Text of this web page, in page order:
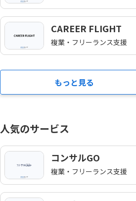
CAREER FLIGHT
複業・フリーランス支援
もっと見る
人気のサービス
コンサルGO
複業・フリーランス支援